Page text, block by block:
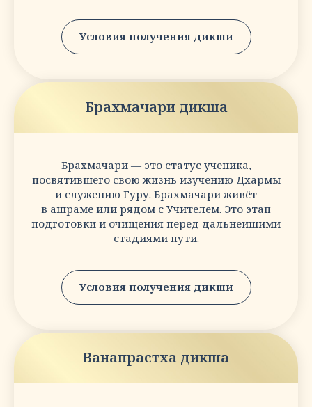
Условия получения дикши
Брахмачари дикша
Брахмачари — это статус ученика,
посвятившего свою жизнь изучению Дхармы
и служению Гуру. Брахмачари живёт
в ашраме или рядом с Учителем. Это этап
подготовки и очищения перед дальнейшими
стадиями пути.
Условия получения дикши
Ванапрастха дикша